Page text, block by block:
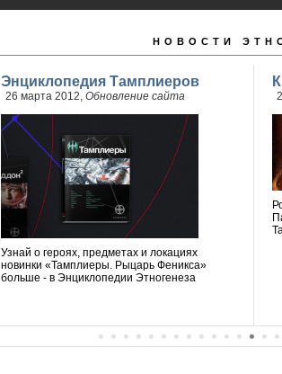
НОВОСТИ
Энциклопедия Тамплиеров
26 марта 2012, Обновление сайта
Узнай о героях, предметах и локациях
новинки «Тамплиеры. Рыцарь Феникса»
больше - в Энциклопедии Этногенеза